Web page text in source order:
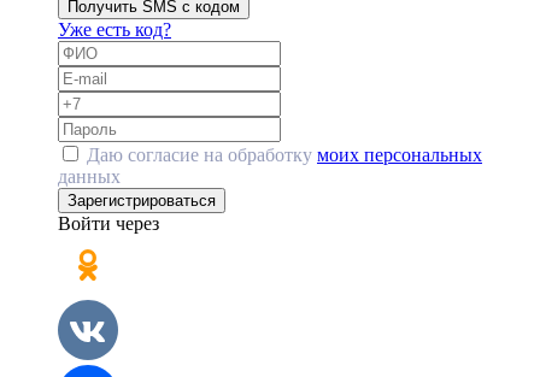
Получить SMS с кодом
Уже есть код?
Даю согласие на обработку моих персональных
данных
Зарегистрироваться
Войти через